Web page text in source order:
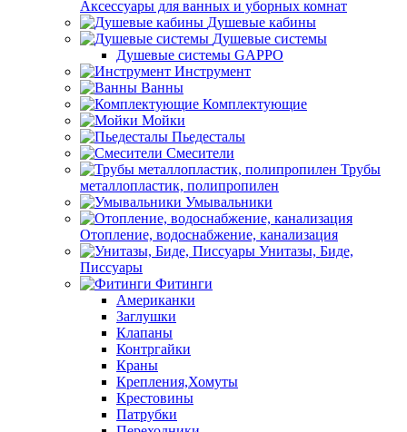
Аксессуары для ванных и уборных комнат
Душевые кабины
Душевые системы
Душевые системы GAPPO
Инструмент
Ванны
Комплектующие
Мойки
Пьедесталы
Смесители
Трубы
металлопластик, полипропилен
Умывальники
Отопление, водоснабжение, канализация
Унитазы, Биде,
Писсуары
Фитинги
Американки
Заглушки
Клапаны
Контргайки
Краны
Крепления,Хомуты
Крестовины
Патрубки